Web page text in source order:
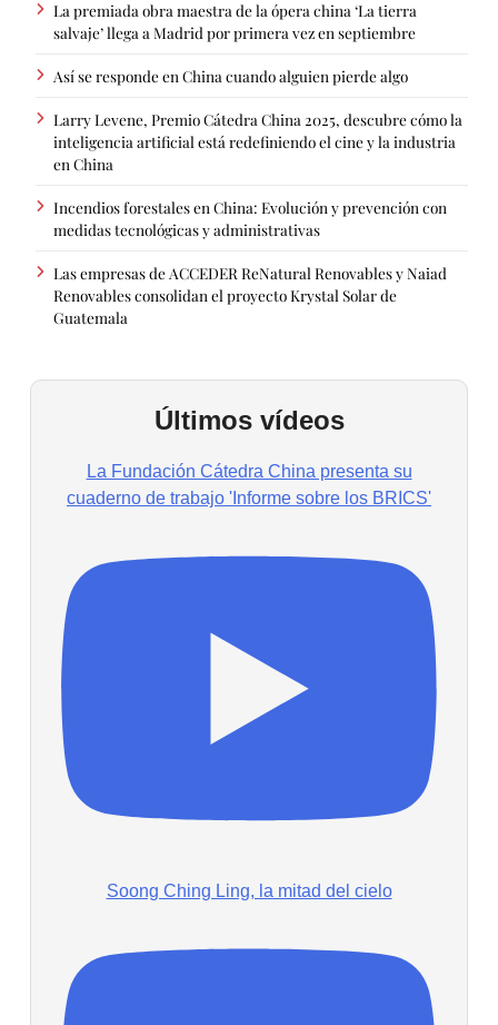
La premiada obra maestra de la ópera china ‘La tierra
salvaje’ llega a Madrid por primera vez en septiembre
Así se responde en China cuando alguien pierde algo
Larry Levene, Premio Cátedra China 2025, descubre cómo la
inteligencia artificial está redefiniendo el cine y la industria
en China
Incendios forestales en China: Evolución y prevención con
medidas tecnológicas y administrativas
Las empresas de ACCEDER ReNatural Renovables y Naiad
Renovables consolidan el proyecto Krystal Solar de
Guatemala
Últimos vídeos
La Fundación Cátedra China presenta su
cuaderno de trabajo 'Informe sobre los BRICS'
Soong Ching Ling, la mitad del cielo